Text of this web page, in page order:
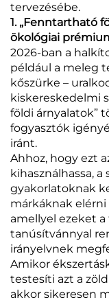
tervezésébe.
1. „Fenntartható
ökológiai
2026-ban a
például a meleg
kőszürke –
kiskereskedelmi
földi árnyalatok”
fogyasztók
iránt.
Ahhoz, hogy ezt
kihasználhassa,
gyakorlatoknak
márkáknak elérni
amellyel ezeket
tanúsítvánnyal
irányelvnek
Amikor
testesíti azt a
akkor sikeresen